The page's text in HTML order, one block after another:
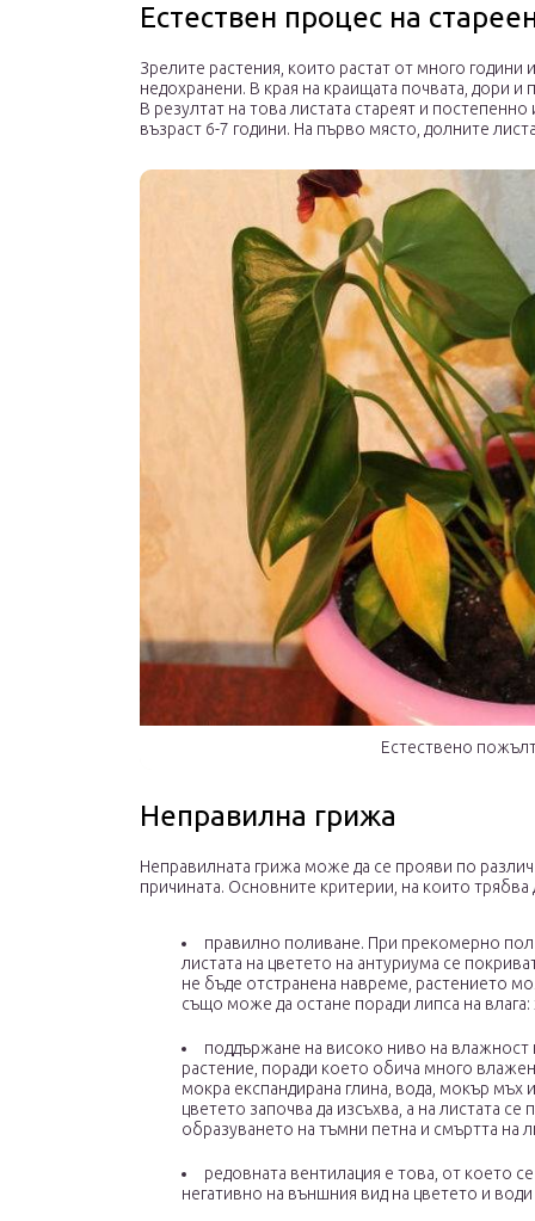
Естествен процес на
Зрелите растения, които растат от много години
недохранени. В края на краищата почвата, дори
В резултат на това листата стареят и
възраст 6-7 години. На първо място, долните
Естествено
Неправилна грижа
Неправилната грижа може да се прояви по
причината. Основните критерии, на които
правилно поливане. При прекомерно
листата на цветето на антуриума се
не бъде отстранена навреме, растението
също може да остане поради липса на
поддържане на високо ниво на влажност
растение, поради което обича много
мокра експандирана глина, вода, мокър
цветето започва да изсъхва, а на листата
образуването на тъмни петна и смъртта на
редовната вентилация е това, от което
негативно на външния вид на цветето и